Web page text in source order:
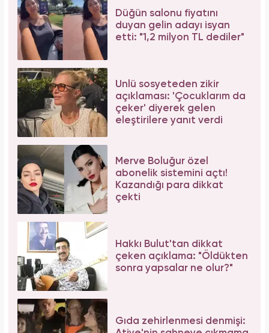
Düğün salonu fiyatını
duyan gelin adayı isyan
etti: "1,2 milyon TL dediler"
Ünlü sosyeteden zikir
açıklaması: 'Çocuklarım da
çeker' diyerek gelen
eleştirilere yanıt verdi
Merve Boluğur özel
abonelik sistemini açtı!
Kazandığı para dikkat
çekti
Hakkı Bulut'tan dikkat
çeken açıklama: "Öldükten
sonra yapsalar ne olur?"
Gıda zehirlenmesi denmişi: